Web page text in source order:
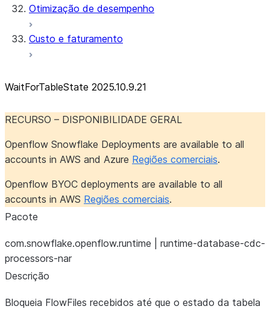
Otimização de desempenho
Custo e faturamento
WaitForTableState 2025.10.9.21
RECURSO – DISPONIBILIDADE GERAL
Openflow Snowflake Deployments are available to all
accounts in AWS and Azure Regiões comerciais.
Openflow BYOC deployments are available to all
accounts in AWS Regiões comerciais.
Pacote
com.snowflake.openflow.runtime | runtime-database-cdc-
processors-nar
Descrição
Bloqueia FlowFiles recebidos até que o estado da tabela